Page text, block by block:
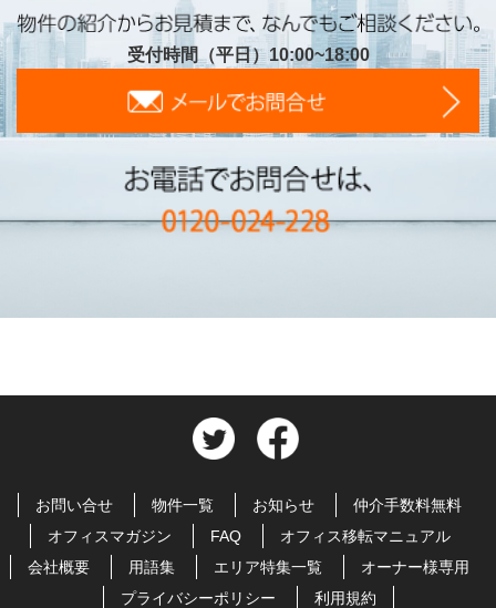
受付時間（平日）10:00~18:00
お問い合せ 物件一覧 お知らせ
仲介手数料無料
オフィスマガジン
FAQ
オフィス移転マニュアル
会社概要
用語集 エリア特集一覧
オーナー様専用
プライバシーポリシー
利用規約